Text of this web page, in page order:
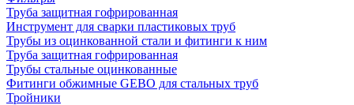
Труба защитная гофрированная
Инструмент для сварки пластиковых труб
Трубы из оцинкованной стали и фитинги к ним
Труба защитная гофрированная
Трубы стальные оцинкованные
Фитинги обжимные GEBO для стальных труб
Тройники